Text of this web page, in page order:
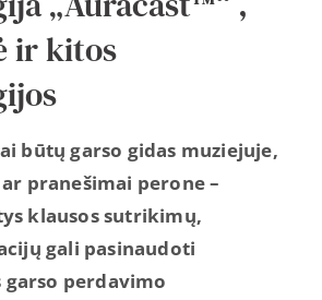
ir kitos
būtų garso gidas muziejuje,
pranešimai perone –
klausos sutrikimų,
gali pasinaudoti
perdavimo